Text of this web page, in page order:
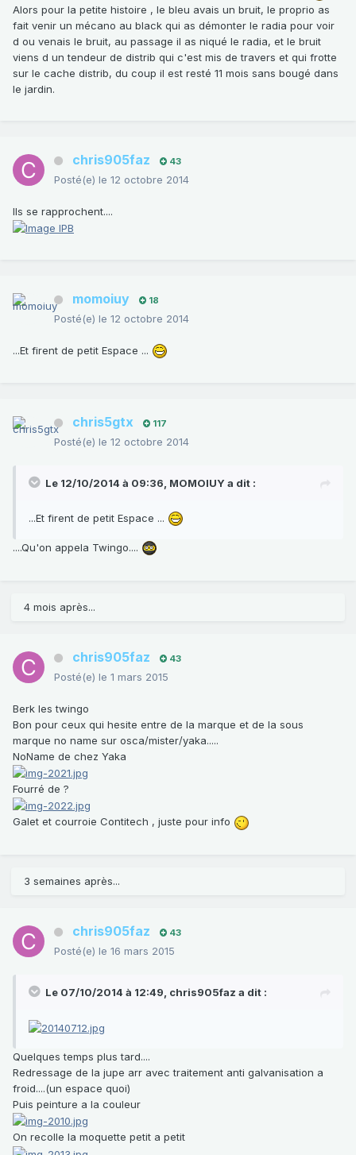
Alors pour la petite histoire , le bleu avais un bruit, le proprio as
fait venir un mécano au black qui as démonter le radia pour voir
d ou venais le bruit, au passage il as niqué le radia, et le bruit
viens d un tendeur de distrib qui c'est mis de travers et qui frotte
sur le cache distrib, du coup il est resté 11 mois sans bougé dans
le jardin.
chris905faz 43
Posté(e) le 12 octobre 2014
Ils se rapprochent....
momoiuy 18
Posté(e) le 12 octobre 2014
...Et firent de petit Espace ...
chris5gtx 117
Posté(e) le 12 octobre 2014
Le 12/10/2014 à 09:36, MOMOIUY a dit :
...Et firent de petit Espace ...
....Qu'on appela Twingo....
4 mois après...
chris905faz 43
Posté(e) le 1 mars 2015
Berk les twingo
Bon pour ceux qui hesite entre de la marque et de la sous
marque no name sur osca/mister/yaka.....
NoName de chez Yaka
Fourré de ?
Galet et courroie Contitech , juste pour info
3 semaines après...
chris905faz 43
Posté(e) le 16 mars 2015
Le 07/10/2014 à 12:49, chris905faz a dit :
Quelques temps plus tard....
Redressage de la jupe arr avec traitement anti galvanisation a
froid....(un espace quoi)
Puis peinture a la couleur
On recolle la moquette petit a petit